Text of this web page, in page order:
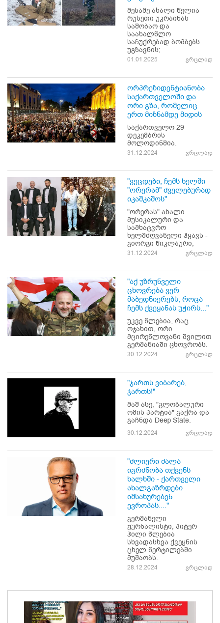
მესამე ახალი წელია
რუსეთი უკრაინას
საშობაო და
საახალწლო
საჩუქრებად ბომბებს
უგზავნის;
01.01.2025 ვრცლად
ორპრეზიდენტიანობა
საქართველოში და
ორი გზა, რომელიც
ერთ მიზნამდე მიდის
საქართველო 29
დეკემბრის
მოლოდინშია.
31.12.2024 ვრცლად
"ვეცდები, ჩემს ხელში
"ორერამ" ძველებურად
იკაშკაშოს"
"ორერას" ახალი
მუსიკალური და
სამხატვრო
ხელმძღვანელი ჰყავს -
გიორგი წიკლაური,
31.12.2024 ვრცლად
"აქ უზრუნველი
ცხოვრება ვერ
მაბედნიერებს, როცა
ჩემს ქვეყანას უჭირს..."
უკვე წლებია, რაც
ოჯახით, ორი
მცირეწლოვანი შვილით
გერმანიაში ცხოვრობს.
30.12.2024 ვრცლად
"ჯართს ვიბარებ,
ჯართს!"
მაშ ასე, "გლობალური
ომის პარტია" გაქრა და
გაჩნდა Deep State.
30.12.2024 ვრცლად
"ძლიერი ძალა
იგრძნობა თქვენს
ხალხში - ქართველი
ახალგაზრდები
იმსახურებენ
ევროპას...."
გერმანელი
ჟურნალისტი, პიტერ
ჰილი წლებია
სხვადასხვა ქვეყნის
ცხელ წერტილებში
მუშაობს.
28.12.2024 ვრცლად